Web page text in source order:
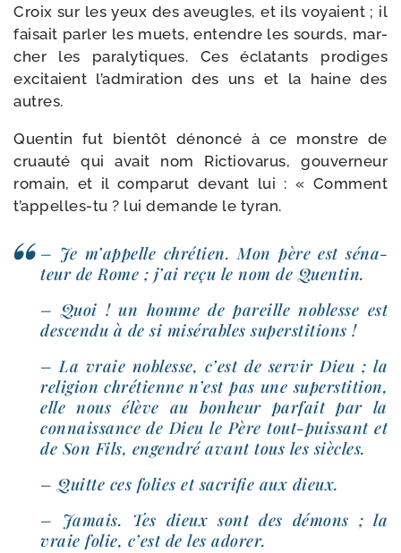
Croix sur les yeux des aveugles, et ils voyaient ; il
fai­sait par­ler les muets, entendre les sourds, mar­
cher les para­ly­tiques. Ces écla­tants pro­diges
exci­taient l’ad­mi­ra­tion des uns et la haine des
autres.
Quentin fut bien­tôt dénon­cé à ce monstre de
cruau­té qui avait nom Rictiovarus, gou­ver­neur
romain, et il com­pa­rut devant lui : « Comment
t’appelles-​tu ? lui demande le tyran.
– Je m’ap­pelle chré­tien. Mon père est séna­
teur de Rome ; j’ai reçu le nom de Quentin.
– Quoi ! un homme de pareille noblesse est
des­cen­du à de si misé­rables superstitions !
– La vraie noblesse, c’est de ser­vir Dieu ; la
reli­gion chré­tienne n’est pas une super­sti­tion,
elle nous élève au bon­heur par­fait par la
connais­sance de Dieu le Père tout-​puissant et
de Son Fils, engen­dré avant tous les siècles.
– Quitte ces folies et sacri­fie aux dieux.
– Jamais. Tes dieux sont des démons ; la
vraie folie, c’est de les adorer.